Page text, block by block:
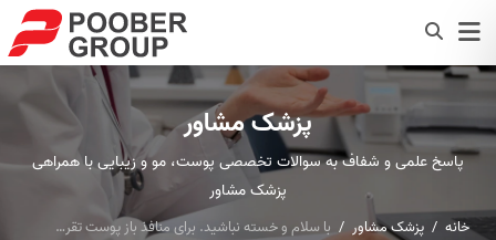
پزشک مشاور
پاسخ علمی و شفاف به سوالات تخصصی پوست، مو و زیبایی با همراهی
پزشک مشاور
خانه پزشک مشاور با سلام و خسته نباشید. برای منافذ باز پوست تقریبا چرب که بیش...